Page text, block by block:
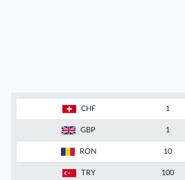
CHF 1
GBP 1
RON 10
TRY 100